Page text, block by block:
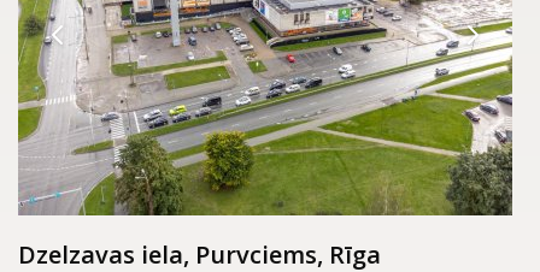
Dzelzavas iela, Purvciems, Rīga